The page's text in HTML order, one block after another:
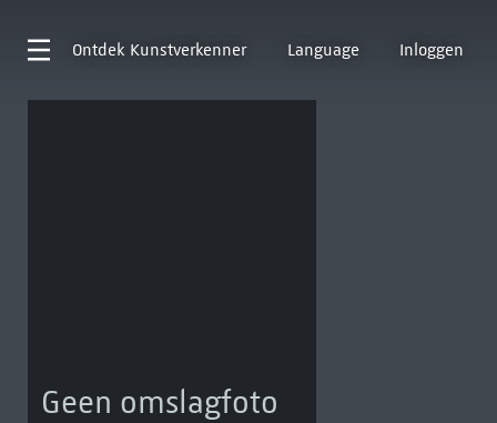
Ontdek Kunstverkenner Language Inloggen
Geen omslagfoto